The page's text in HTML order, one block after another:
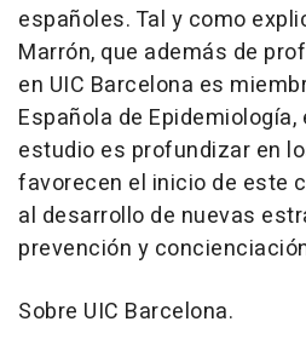
españoles. Tal y como
Marrón, que además de
en UIC Barcelona es
Española de
estudio es profundizar en
favorecen el inicio de este
al desarrollo de nuevas
prevención y
Sobre UIC Barcelona.